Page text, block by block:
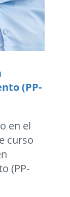
(PP-
en el
curso
(PP-